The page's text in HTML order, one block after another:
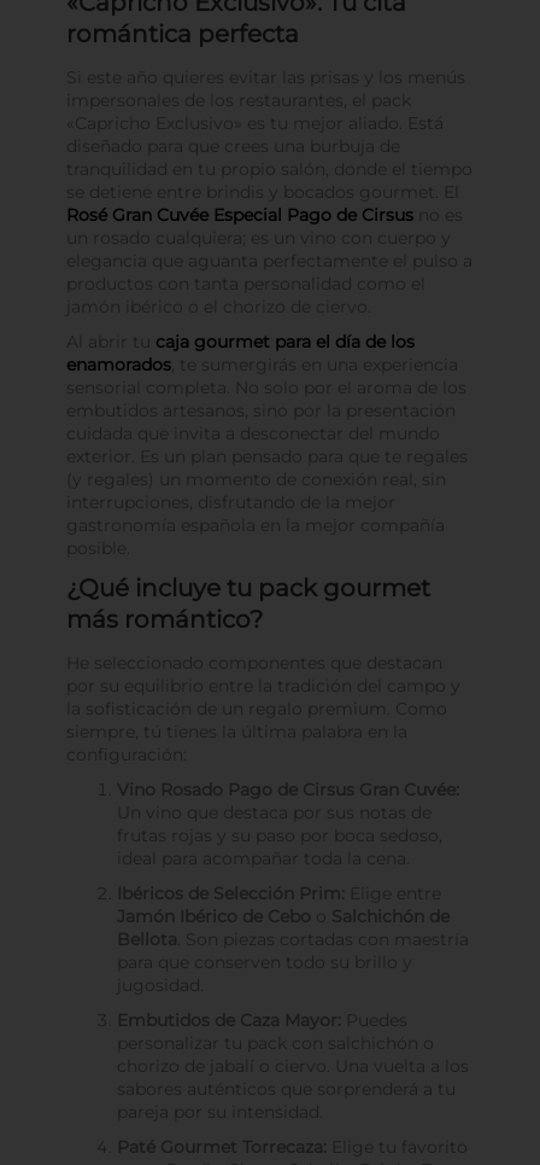
romántica perfecta
Si este año quieres evitar las prisas y los menús
impersonales de los restaurantes, el pack
«Capricho Exclusivo» es tu mejor aliado. Está
diseñado para que crees una burbuja de
tranquilidad en tu propio salón, donde el tiempo
se detiene entre brindis y bocados gourmet. El
Rosé Gran Cuvée Especial Pago de Cirsus no es
un rosado cualquiera; es un vino con cuerpo y
elegancia que aguanta perfectamente el pulso a
productos con tanta personalidad como el
jamón ibérico o el chorizo de ciervo.
Al abrir tu caja gourmet para el día de los
enamorados, te sumergirás en una experiencia
sensorial completa. No solo por el aroma de los
embutidos artesanos, sino por la presentación
cuidada que invita a desconectar del mundo
exterior. Es un plan pensado para que te regales
(y regales) un momento de conexión real, sin
interrupciones, disfrutando de la mejor
gastronomía española en la mejor compañía
posible.
¿Qué incluye tu pack gourmet
más romántico?
He seleccionado componentes que destacan
por su equilibrio entre la tradición del campo y
la sofisticación de un regalo premium. Como
siempre, tú tienes la última palabra en la
configuración:
Vino Rosado Pago de Cirsus Gran Cuvée:
Un vino que destaca por sus notas de
frutas rojas y su paso por boca sedoso,
ideal para acompañar toda la cena.
Ibéricos de Selección Prim: Elige entre
Jamón Ibérico de Cebo o Salchichón de
Bellota. Son piezas cortadas con maestría
para que conserven todo su brillo y
jugosidad.
Embutidos de Caza Mayor: Puedes
personalizar tu pack con salchichón o
chorizo de jabalí o ciervo. Una vuelta a los
sabores auténticos que sorprenderá a tu
pareja por su intensidad.
Paté Gourmet Torrecaza: Elige tu favorito